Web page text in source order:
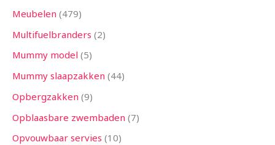
Meubelen 479
Multifuelbranders 2
Mummy model 5
Mummy slaapzakken 44
Opbergzakken 9
Opblaasbare zwembaden 7
Opvouwbaar servies 10